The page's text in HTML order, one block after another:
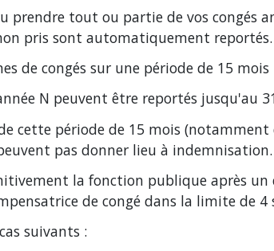
prendre tout ou partie de vos congés
pris sont automatiquement reportés.
de congés sur une période de 15
N peuvent être reportés jusqu'au
cette période de 15 mois
pas donner lieu à indemnisation.
la fonction publique après un
de congé dans la limite de 4
suivants :